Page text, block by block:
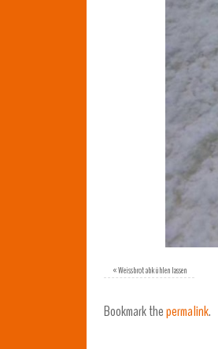
«Weissbrot abkühlen lassen
Bookmark thepermalink.